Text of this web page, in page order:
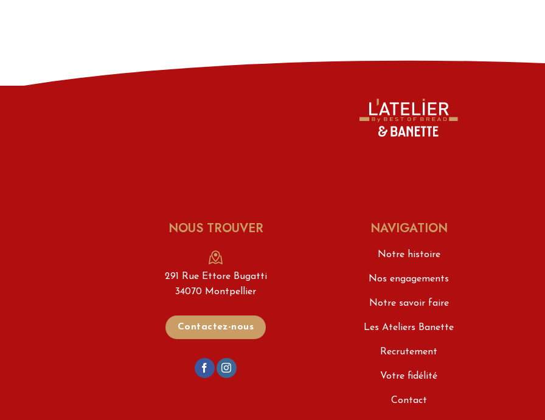
NOUS TROUVER
291 Rue Ettore Bugatti
34070 Montpellier
Contactez-nous
NAVIGATION
Notre histoire
Nos engagements
Notre savoir faire
Les Ateliers Banette
Recrutement
Votre fidélité
Contact